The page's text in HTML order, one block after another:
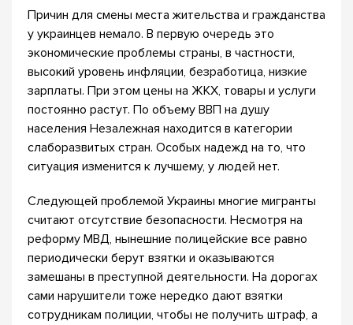
Причин для смены места жительства и гражданства
у украинцев немало. В первую очередь это
экономические проблемы страны, в частности,
высокий уровень инфляции, безработица, низкие
зарплаты. При этом цены на ЖКХ, товары и услуги
постоянно растут. По объему ВВП на душу
населения Незалежная находится в категории
слаборазвитых стран. Особых надежд на то, что
ситуация изменится к лучшему, у людей нет.
Следующей проблемой Украины многие мигранты
считают отсутствие безопасности. Несмотря на
реформу МВД, нынешние полицейские все равно
периодически берут взятки и оказываются
замешаны в преступной деятельности. На дорогах
сами нарушители тоже нередко дают взятки
сотрудникам полиции, чтобы не получить штраф, а